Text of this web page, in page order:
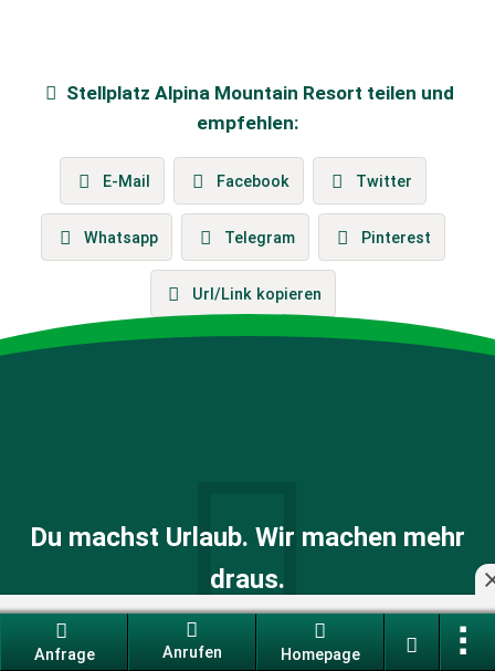
Anfrage Anrufen Homepage
Stellplatz Alpina Mountain Resort teilen und
empfehlen:
E-Mail Facebook Twitter
Whatsapp Telegram Pinterest
Url/Link kopieren
Du machst Urlaub. Wir machen mehr
draus.
Entdecke den camping.info FANCLUB - es lohnt sich
schon ab einer Nacht